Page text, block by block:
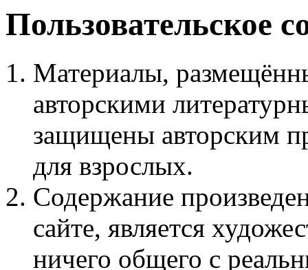
Пользовательское
Материалы,
авторскими
защищены авторским
для взрослых.
Содержание
сайте, является
ничего общего с